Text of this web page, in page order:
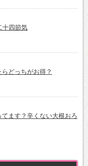
十四節気
どっちがお得？
ます？辛くない大根おろ